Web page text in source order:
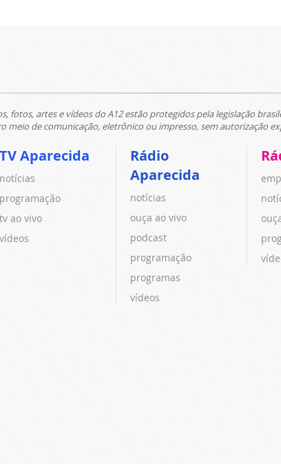
fotos, artes e vídeos do A12 estão protegidos pela legislação
de comunicação, eletrônico ou impresso, sem autorização
TV Aparecida
notícias
programação
tv ao vivo
vídeos
Rádio
Aparecida
notícias
ouça ao vivo
podcast
programação
programas
vídeos